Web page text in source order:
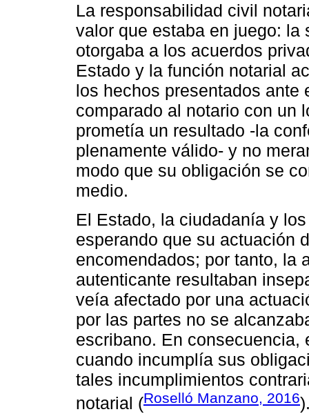
La responsabilidad civil
valor que estaba en juego:
otorgaba a los acuerdos
Estado y la función notarial
los hechos presentados ante
comparado al notario con un
prometía un resultado -la
plenamente válido- y no
modo que su obligación se
medio.
El Estado, la ciudadanía y
esperando que su actuación
encomendados; por tanto, la
autenticante resultaban
veía afectado por una
por las partes no se
escribano. En
cuando incumplía sus
tales incumplimientos
notarial (Roselló Manzano, 2016